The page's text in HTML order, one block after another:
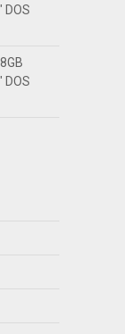
DOS
DOS